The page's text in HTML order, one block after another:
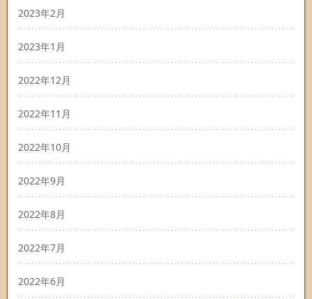
2023年2月
2023年1月
2022年12月
2022年11月
2022年10月
2022年9月
2022年8月
2022年7月
2022年6月